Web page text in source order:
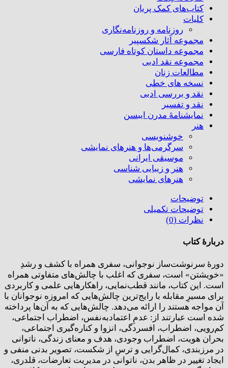
کتاب‌های کمک پریان
کلیات
روزنامه و روزنامه‌نگاری
مجموعه آثار شکسپیر
مجموعه داستان کوتاه فارسی
مجموعه نقد ادبی
مطالعات زنان
نسخه های خطی
نقد و بررسی ادبی
نقد و تفسیر
نمایشنامۀ مدرن ایبسن
هنر
خوشنویسی
سرگرمی‌ها و هنرهای نمایشی
موسیقی ایرانی
هنر و زیبایی شناسی
هنر‌های نمایشی
توضیحات
توضیحات تکمیلی
نظرات (0)
دربارۀ کتاب
دورۀ سرنوشت‌ساز نوجوانی، سفری همراه با کشف و رشدِ
«خویشتن» است، سفری که اغلب با چالش‌های متفاوتی همراه
است. این کتاب، مانند قطب‌نمایی، راهکارهایی علمی و کاربردی
برای مسیرِ مقابله با رایج‌ترین چالش‌هایی که امروزه نوجوانان با
آن مواجه هستند را ارائه می‌دهد. چالش‌هایی که به آن‌ها پرداخته
شده‌ است عبارتند از: عدمِ اعتماد‌به‌نفس، اضطراب اجتماعی،
کم‌رویی، اضطراب، افسردگی، انزوا و کناره‌گیری اجتماعی،
بحران هویت، اضطراب وجودی، هدف و معنای زندگی، ناتوانی
در مرزبندی، کمال‌گرایی و ترسِ از شکست، تصویر بدنی منفی و
ایجاد تغییر در ظاهر بدن، ناتوانی در مدیریت تعارضات، قلدری،